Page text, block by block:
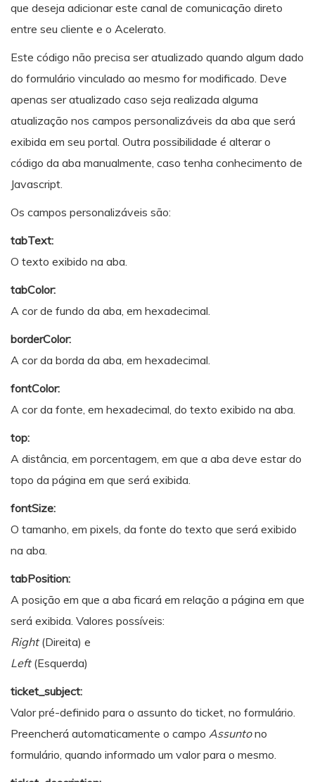
que deseja adicionar este canal de comunicação direto
entre seu cliente e o Acelerato.
Este código não precisa ser atualizado quando algum dado
do formulário vinculado ao mesmo for modificado. Deve
apenas ser atualizado caso seja realizada alguma
atualização nos campos personalizáveis da aba que será
exibida em seu portal. Outra possibilidade é alterar o
código da aba manualmente, caso tenha conhecimento de
Javascript.
Os campos personalizáveis são:
tabText:
O texto exibido na aba.
tabColor:
A cor de fundo da aba, em hexadecimal.
borderColor:
A cor da borda da aba, em hexadecimal.
fontColor:
A cor da fonte, em hexadecimal, do texto exibido na aba.
top:
A distância, em porcentagem, em que a aba deve estar do
topo da página em que será exibida.
fontSize:
O tamanho, em pixels, da fonte do texto que será exibido
na aba.
tabPosition:
A posição em que a aba ficará em relação a página em que
será exibida. Valores possíveis:
Right(Direita) e
Left(Esquerda)
ticket_subject:
Valor pré-definido para o assunto do ticket, no formulário.
Preencherá automaticamente o campo Assuntono
formulário, quando informado um valor para o mesmo.